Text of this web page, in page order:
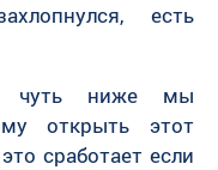
есть
чуть ниже мы
открыть этот
сработает если